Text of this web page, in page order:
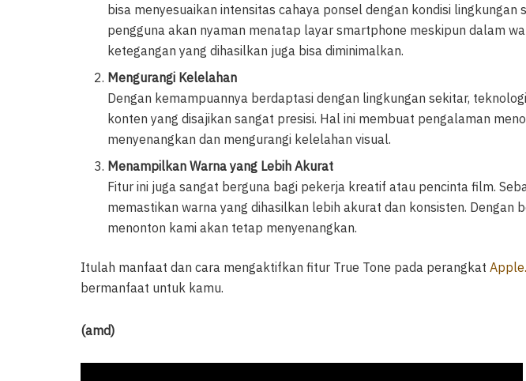
bisa menyesuaikan intensitas cahaya ponsel dengan kondisi lingkungan
pengguna akan nyaman menatap layar smartphone meskipun dalam
ketegangan yang dihasilkan juga bisa diminimalkan.
Mengurangi Kelelahan
Dengan kemampuannya berdaptasi dengan lingkungan sekitar,
konten yang disajikan sangat presisi. Hal ini membuat pengalaman
menyenangkan dan mengurangi kelelahan visual.
Menampilkan Warna yang Lebih Akurat
Fitur ini juga sangat berguna bagi pekerja kreatif atau pencinta film.
memastikan warna yang dihasilkan lebih akurat dan konsisten. Dengan
menonton kami akan tetap menyenangkan.
Itulah manfaat dan cara mengaktifkan fitur True Tone pada perangkat Apple.
bermanfaat untuk kamu.
(amd)